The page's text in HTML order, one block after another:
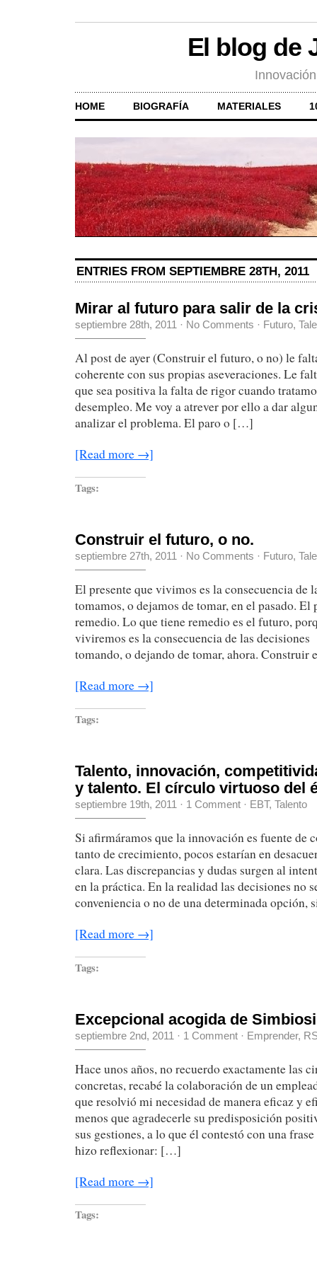
El blog de
HOME BIOGRAFÍA MATERIALES
ENTRIES FROM SEPTIEMBRE 28TH, 2011
Mirar al futuro para salir de la
septiembre 28th, 2011 · No Comments · Futuro,
Al post de ayer (Construir el futuro, o no) le
coherente con sus propias aseveraciones. Le
que sea positiva la falta de rigor cuando
desempleo. Me voy a atrever por ello a dar
analizar el problema. El paro o […]
[Read more →]
Tags:
Construir el futuro, o no.
septiembre 27th, 2011 · No Comments · Futuro,
El presente que vivimos es la consecuencia de
tomamos, o dejamos de tomar, en el pasado. El
remedio. Lo que tiene remedio es el futuro,
viviremos es la consecuencia de las decisiones
tomando, o dejando de tomar, ahora.
[Read more →]
Tags:
Talento, innovación,
y talento. El círculo virtuoso del
septiembre 19th, 2011 · 1 Comment · EBT, Talento
Si afirmáramos que la innovación es fuente de
tanto de crecimiento, pocos estarían en
clara. Las discrepancias y dudas surgen al
en la práctica. En la realidad las decisiones no
conveniencia o no de una determinada
[Read more →]
Tags:
Excepcional acogida de
septiembre 2nd, 2011 · 1 Comment · Emprender,
Hace unos años, no recuerdo exactamente las
concretas, recabé la colaboración de un
que resolvió mi necesidad de manera eficaz y
menos que agradecerle su predisposición
sus gestiones, a lo que él contestó con una
hizo reflexionar: […]
[Read more →]
Tags: